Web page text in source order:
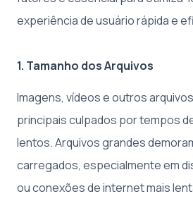
experiência de usuário rápida e
1. Tamanho dos Arquivos
Imagens, vídeos e outros
principais culpados por tempos
lentos. Arquivos grandes
carregados, especialmente em
ou conexões de internet mais